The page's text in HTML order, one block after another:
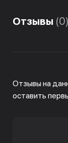
Отзывы (0)
Отзывы на
оставить